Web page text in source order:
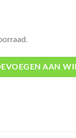
P 800 -Klingspor aantal
AAN